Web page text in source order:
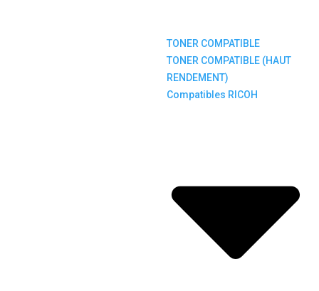
TONER COMPATIBLE
TONER COMPATIBLE (HAUT
RENDEMENT)
Compatibles RICOH